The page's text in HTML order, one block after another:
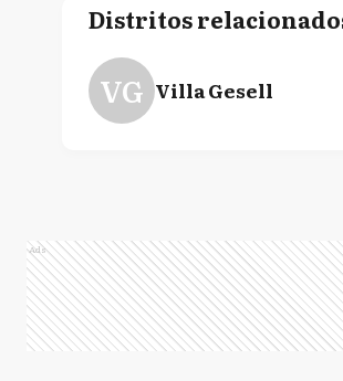
Distritos
VG Villa Gesell
Ads